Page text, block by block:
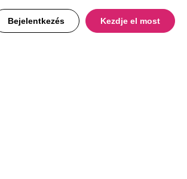
Bejelentkezés Kezdje el most